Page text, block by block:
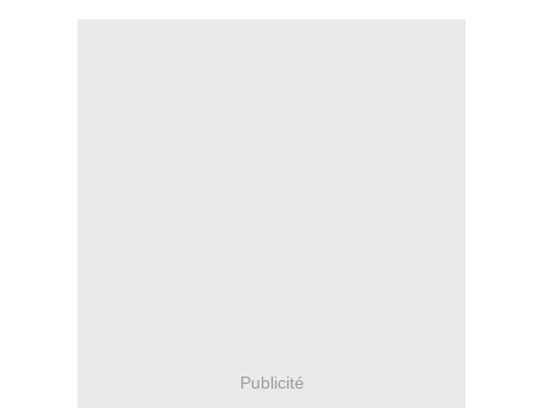
Publicité